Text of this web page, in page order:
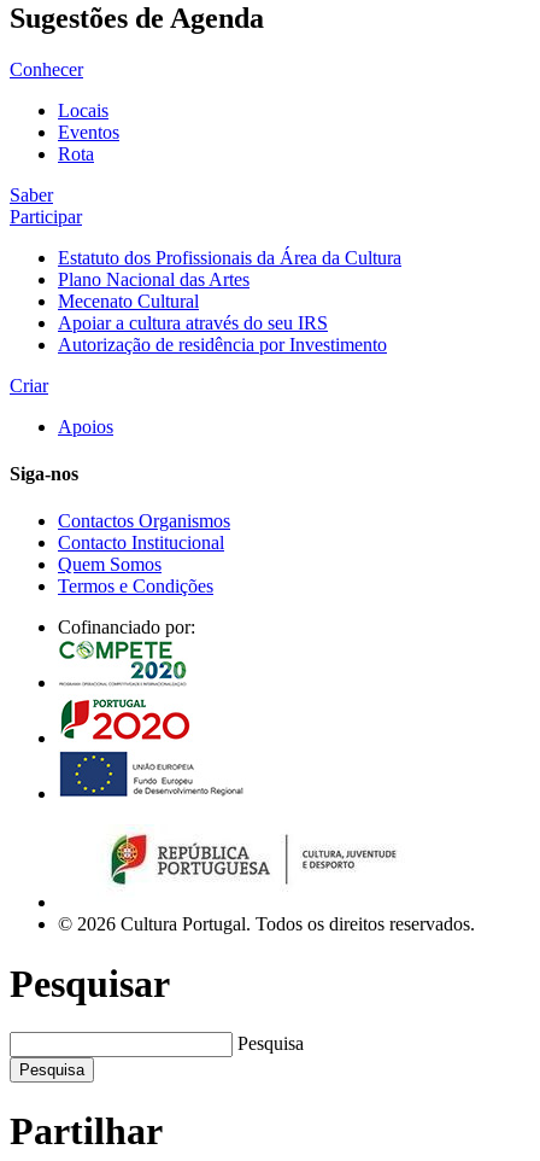
Sugestões de Agenda
Conhecer
Locais
Eventos
Rota
Saber
Participar
Estatuto dos Profissionais da Área da Cultura
Plano Nacional das Artes
Mecenato Cultural
Apoiar a cultura através do seu IRS
Autorização de residência por Investimento
Criar
Apoios
Siga-nos
Contactos Organismos
Contacto Institucional
Quem Somos
Termos e Condições
Cofinanciado por:
© 2026 Cultura Portugal. Todos os direitos reservados.
Pesquisar
Pesquisa
Pesquisa
Partilhar